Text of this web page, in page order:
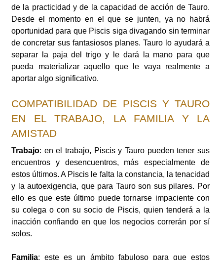
de la practicidad y de la capacidad de acción de Tauro.
Desde el momento en el que se junten, ya no habrá
oportunidad para que Piscis siga divagando sin terminar
de concretar sus fantasiosos planes. Tauro lo ayudará a
separar la paja del trigo y le dará la mano para que
pueda materializar aquello que le vaya realmente a
aportar algo significativo.
COMPATIBILIDAD DE PISCIS Y TAURO
EN EL TRABAJO, LA FAMILIA Y LA
AMISTAD
Trabajo: en el trabajo, Piscis y Tauro pueden tener sus
encuentros y desencuentros, más especialmente de
estos últimos. A Piscis le falta la constancia, la tenacidad
y la autoexigencia, que para Tauro son sus pilares. Por
ello es que este último puede tornarse impaciente con
su colega o con su socio de Piscis, quien tenderá a la
inacción confiando en que los negocios correrán por sí
solos.
Familia: este es un ámbito fabuloso para que estos